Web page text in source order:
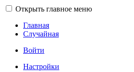
Открыть главное меню
Главная
Случайная
Войти
Настройки